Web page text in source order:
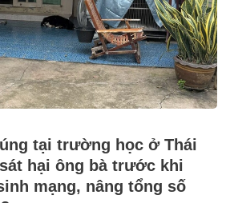
tại trường học ở Thái
hại ông bà trước khi
mạng, nâng tổng số